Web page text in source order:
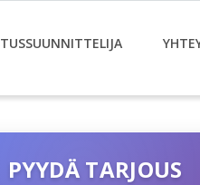
PYYDÄ TARJOUS